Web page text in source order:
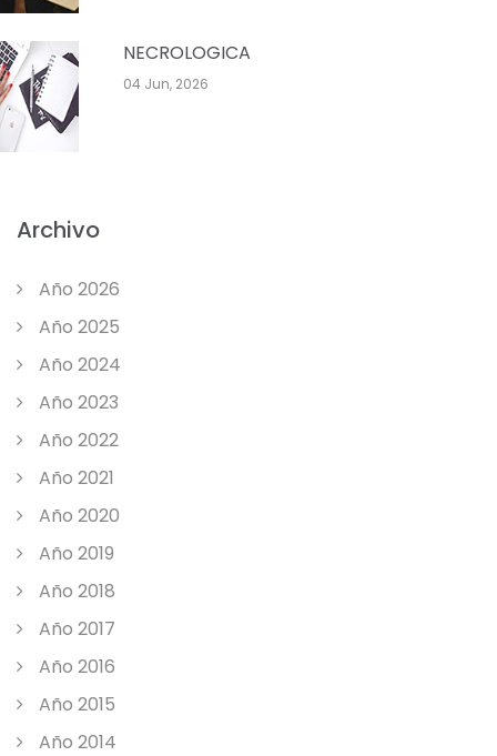
NECROLOGICA
04 Jun, 2026
Archivo
Año 2026
Año 2025
Año 2024
Año 2023
Año 2022
Año 2021
Año 2020
Año 2019
Año 2018
Año 2017
Año 2016
Año 2015
Año 2014